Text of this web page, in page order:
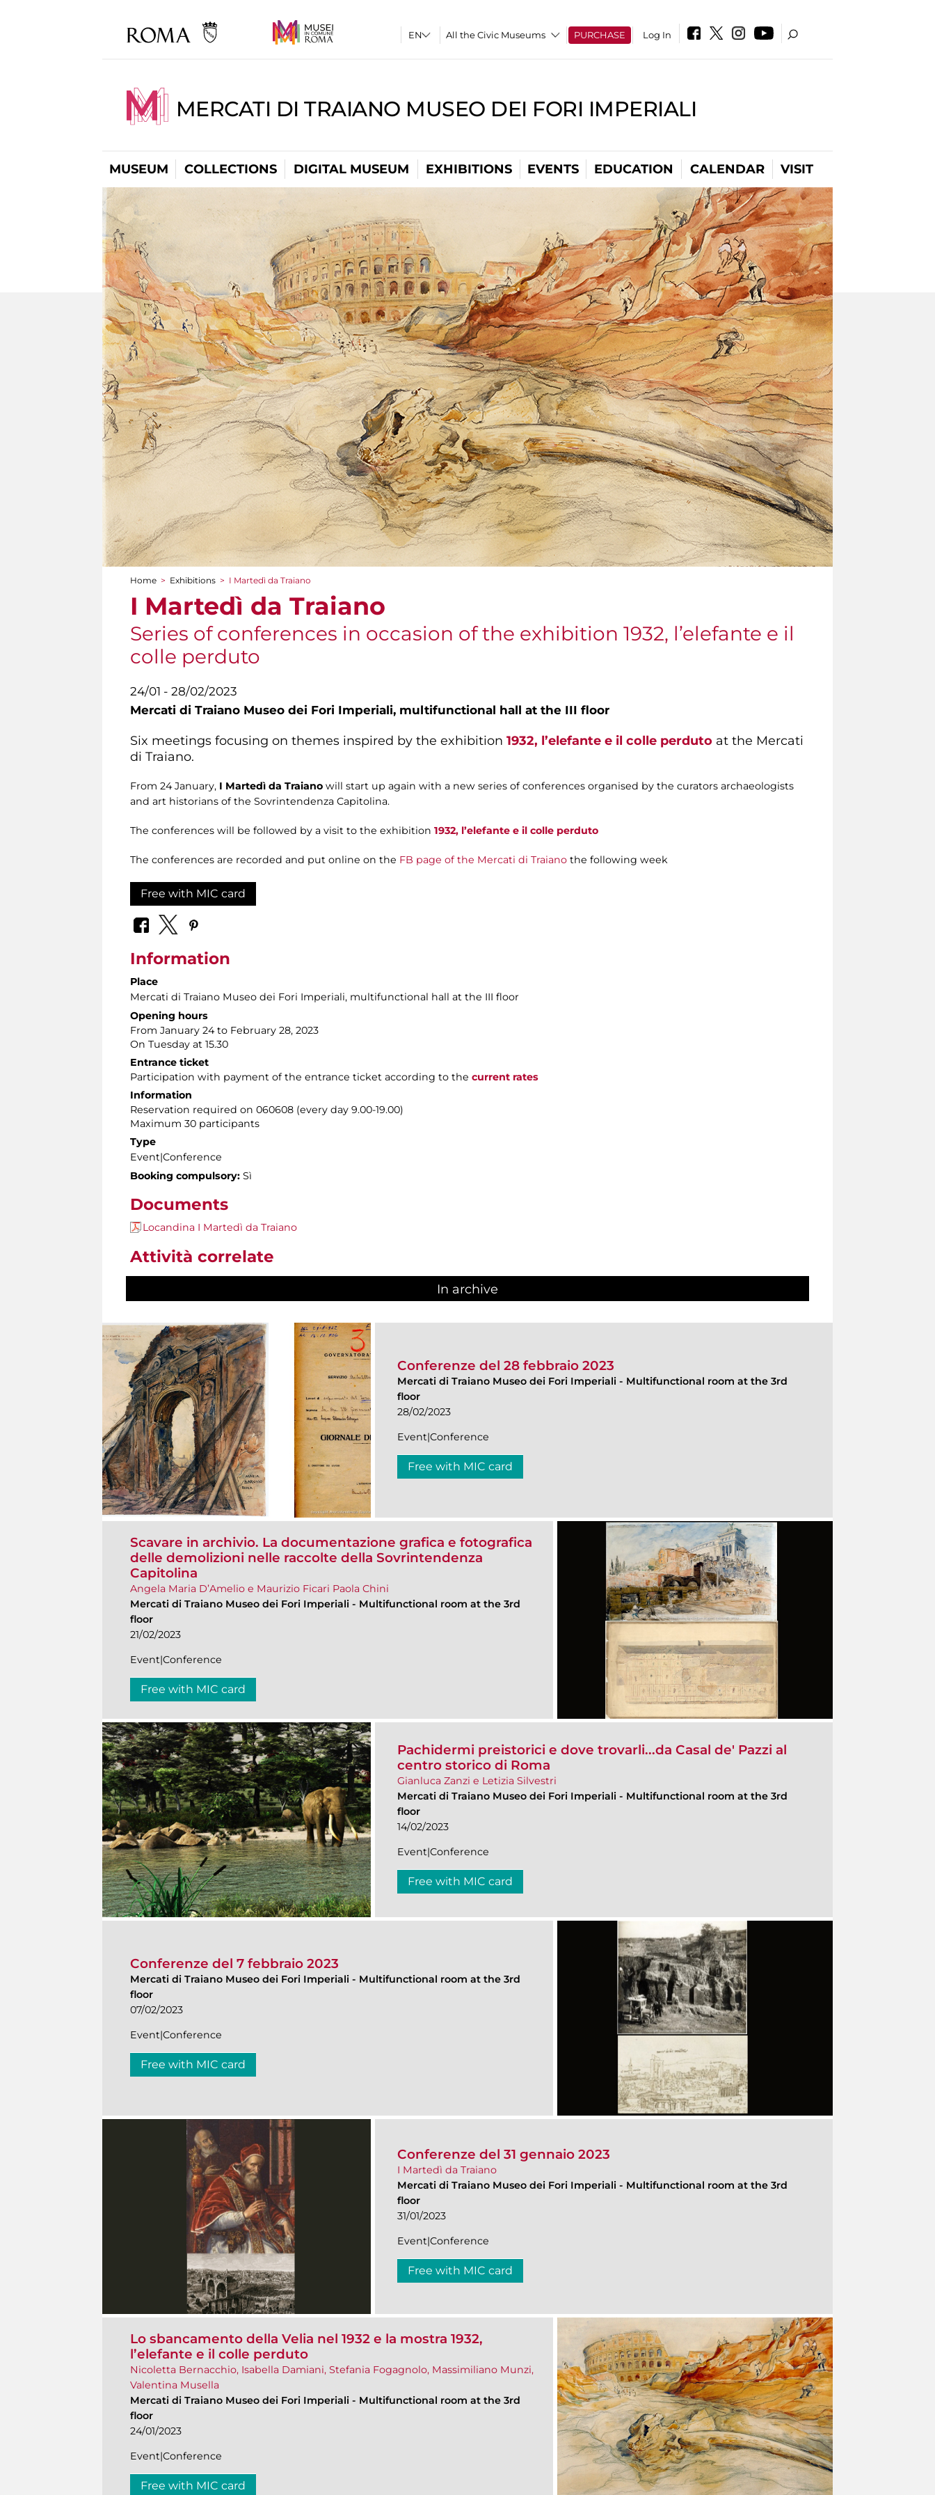
All the Civic Museums PURCHASE Log In
MERCATI DI TRAIANO MUSEO DEI FORI IMPERIALI
MUSEUM COLLECTIONS DIGITAL MUSEUM EXHIBITIONS EVENTS EDUCATION CALENDAR VISIT
You are here
Home > Exhibitions > I Martedì da Traiano
I Martedì da Traiano
Series of conferences in occasion of the exhibition 1932, l’elefante e il
colle perduto
24/01 - 28/02/2023
Mercati di Traiano Museo dei Fori Imperiali, multifunctional hall at the III floor
Six meetings focusing on themes inspired by the exhibition 1932, l’elefante e il colle perduto at the Mercati
di Traiano.
From 24 January, I Martedì da Traiano will start up again with a new series of conferences organised by the curators archaeologists
and art historians of the Sovrintendenza Capitolina.
The conferences will be followed by a visit to the exhibition 1932, l’elefante e il colle perduto
The conferences are recorded and put online on the FB page of the Mercati di Traiano the following week
Free with MIC card
Information
Place
Mercati di Traiano Museo dei Fori Imperiali, multifunctional hall at the III floor
Opening hours
From January 24 to February 28, 2023
On Tuesday at 15.30
Entrance ticket
Participation with payment of the entrance ticket according to the current rates
Information
Reservation required on 060608 (every day 9.00-19.00)
Maximum 30 participants
Type
Event|Conference
Booking compulsory: Sì
Documents
Locandina I Martedì da Traiano
Attività correlate
In archive
Conferenze del 28 febbraio 2023
Mercati di Traiano Museo dei Fori Imperiali - Multifunctional room at the 3rd
floor
28/02/2023
Event|Conference
Free with MIC card
Scavare in archivio. La documentazione grafica e fotografica
delle demolizioni nelle raccolte della Sovrintendenza
Capitolina
Angela Maria D’Amelio e Maurizio Ficari Paola Chini
Mercati di Traiano Museo dei Fori Imperiali - Multifunctional room at the 3rd
floor
21/02/2023
Event|Conference
Free with MIC card
Pachidermi preistorici e dove trovarli...da Casal de' Pazzi al
centro storico di Roma
Gianluca Zanzi e Letizia Silvestri
Mercati di Traiano Museo dei Fori Imperiali - Multifunctional room at the 3rd
floor
14/02/2023
Event|Conference
Free with MIC card
Conferenze del 7 febbraio 2023
Mercati di Traiano Museo dei Fori Imperiali - Multifunctional room at the 3rd
floor
07/02/2023
Event|Conference
Free with MIC card
Conferenze del 31 gennaio 2023
I Martedì da Traiano
Mercati di Traiano Museo dei Fori Imperiali - Multifunctional room at the 3rd
floor
31/01/2023
Event|Conference
Free with MIC card
Lo sbancamento della Velia nel 1932 e la mostra 1932,
l’elefante e il colle perduto
Nicoletta Bernacchio, Isabella Damiani, Stefania Fogagnolo, Massimiliano Munzi,
Valentina Musella
Mercati di Traiano Museo dei Fori Imperiali - Multifunctional room at the 3rd
floor
24/01/2023
Event|Conference
Free with MIC card